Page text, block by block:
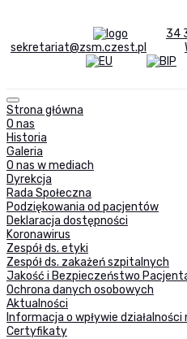
34
sekretariat@zsm.czest.pl
Strona główna
O nas
Historia
Galeria
O nas w mediach
Dyrekcja
Rada Społeczna
Podziękowania od pacjentów
Deklaracja dostępności
Koronawirus
Zespół ds. etyki
Zespół ds. zakażeń szpitalnych
Jakość i Bezpieczeństwo
Ochrona danych osobowych
Aktualności
Informacja o wpływie
Certyfikaty